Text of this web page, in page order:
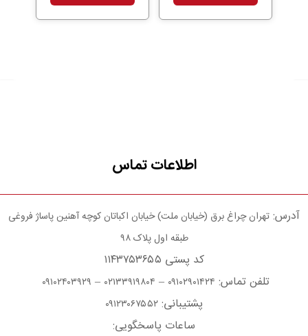
اطلاعات تماس
آدرس: تهران چراغ برق (خیابان ملت) خیابان اکباتان کوچه آهنین پاساژ فروغی
طبقه اول پلاک ۹۸
کد پستی ۱۱۴۳۷۵۳۶۵۵
تلفن تماس: ۰۹۱۰۲۹۰۱۴۲۴ – ۰۲۱۳۳۹۱۹۸۰۴ – ۰۹۱۰۲۴۰۳۹۲۹
پشتیبانی: ۰۹۱۲۳۰۶۷۵۵۲
ساعات پاسخگویی: